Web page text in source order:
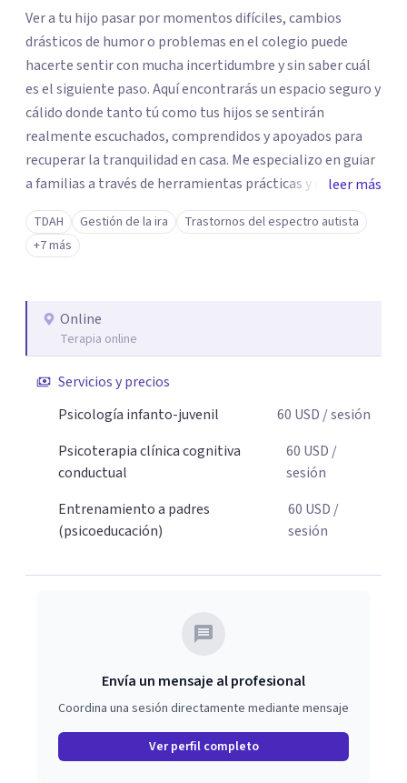
Ver a tu hijo pasar por momentos difíciles, cambios
drásticos de humor o problemas en el colegio puede
hacerte sentir con mucha incertidumbre y sin saber cuál
es el siguiente paso. Aquí encontrarás un espacio seguro y
cálido donde tanto tú como tus hijos se sentirán
realmente escuchados, comprendidos y apoyados para
recuperar la tranquilidad en casa. Me especializo en guiar
a familias a través de herramientas prácticas y dinámicas
adaptadas a la edad de cada menor, dejando de lado las
etiquetas y los tecnicismos. Mi forma de trabajar se
centra en entender las emociones que hay detrás del
necesaria para superar sus retos y fortaleciendo la
comunicación entre ustedes. Acompaño a niños y
adolescentes que están lidiando con la ansiedad, la
timidez, la rebeldía o dificultades escolares, así como a
educar sin perder la paciencia ni el control. Si estás listo
para dar el primer paso hacia una convivencia familiar
más armoniosa, agenda tu sesión y empecemos a
leer más
TDAH Gestión de la ira
Trastornos del espectro autista
+7 más
Online
Terapia online
Servicios y precios
Psicología infanto-juvenil
60 USD / sesión
Psicoterapia clínica cognitiva
conductual
60 USD /
sesión
Entrenamiento a padres
(psicoeducación)
60 USD /
sesión
Envía un mensaje al profesional
Coordina una sesión directamente mediante mensaje
Ver perfil completo